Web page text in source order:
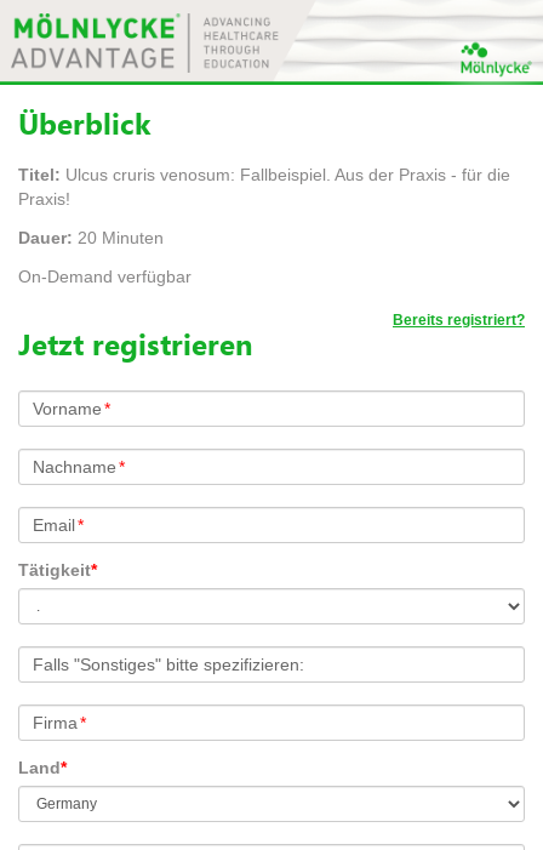
Überblick
Titel: Ulcus cruris venosum: Fallbeispiel. Aus der Praxis - für die
Praxis!
Dauer: 20 Minuten
On-Demand verfügbar
Jetzt registrieren
Bereits registriert?
Vorname*
Nachname*
Email*
Tätigkeit*
Falls "Sonstiges" bitte spezifizieren:
Firma*
Land*